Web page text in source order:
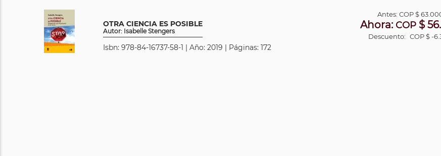
OTRA CIENCIA ES POSIBLE
Autor: Isabelle Stengers
Isbn: 978-84-16737-58-1 | Año: 2019 | Páginas: 172
Antes: COP$
Ahora: COP $
Descuento: COP $ -